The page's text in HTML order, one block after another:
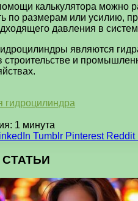
калькулятора можно
по размерам или усилию,
давления в
являются
строительстве и
гидроцилиндра
1 минута
Tumblr Pinterest Reddit